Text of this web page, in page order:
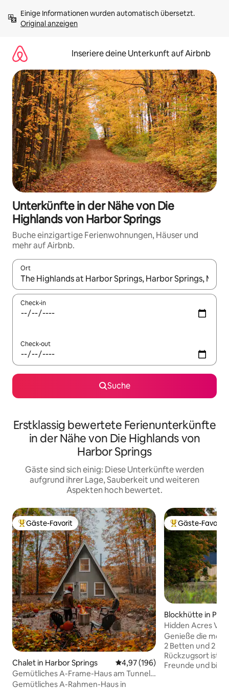
Inhalten
springenOriginal anzeigen
Inseriere deine Unterkunft auf Airbnb
Unterkünfte in der Nähe von Die
Highlands von Harbor Springs
Buche einzigartige Ferienwohnungen, Häuser und
mehr auf Airbnb.
Ort
Wenn Ergebnisse verfügbar sind, navigiere mit den
Check-in
Check-out
Suche
Erstklassig bewertete Ferienunterkünfte
in der Nähe von Die Highlands von
Harbor Springs
Gäste sind sich einig: Diese Unterkünfte werden
aufgrund ihrer Lage, Sauberkeit und weiteren
Aspekten hoch bewertet.
Beliebter Gäste-Favorit.
Gäste-Favorit
Chalet in Harbor Springs Durchschnittliche Bewertung:
4,97 (196)
Gemütliches A-Frame-Haus am Tunnel
of Trees Harbor Springs
Gemütliches A-Rahmen-Haus in
Beliebter Gäste-
Gäste-Favorit
Blockhütte in
Hidden Acres
Herbstausflug –
Genieße die
2 Betten und 2
Rückzugsort ist
Freunde und